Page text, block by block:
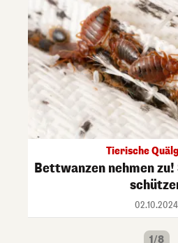
Tierische
Bettwanzen nehmen
02.10.2024
1/8